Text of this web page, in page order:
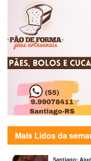
Mais Lidos da
Santiago: